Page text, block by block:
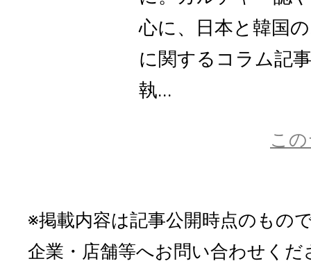
心に、日本と韓国
に関するコラム記
執...
こ
※掲載内容は記事公開時点のもの
企業・店舗等へお問い合わせくだ